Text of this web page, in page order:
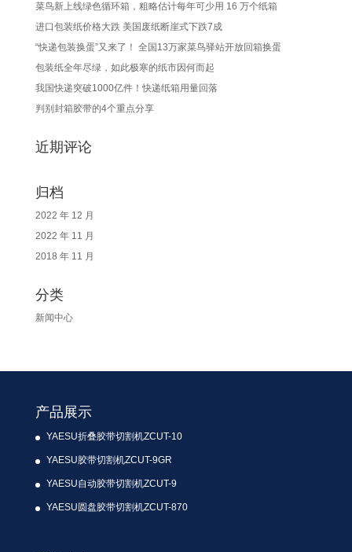
菜鸟新上线绿色循环箱，粗略估计每年可少用 16 万个纸箱
进口包装纸价格大跌 美国废纸断崖式下跌7成
“快递包装换蛋”又来了！ 全国13万家菜鸟驿站开放回箱换蛋
包装纸全年尽绿，如此极寒的纸市因何而起
我国快递突破1000亿件！快递纸箱用量回落
判别封箱胶带的4个重点分享
近期评论
归档
2022 年 12 月
2022 年 11 月
2018 年 11 月
分类
新闻中心
产品展示
YAESU折叠胶带切割机ZCUT-10
YAESU胶带切割机ZCUT-9GR
YAESU自动胶带切割机ZCUT-9
YAESU圆盘胶带切割机ZCUT-870